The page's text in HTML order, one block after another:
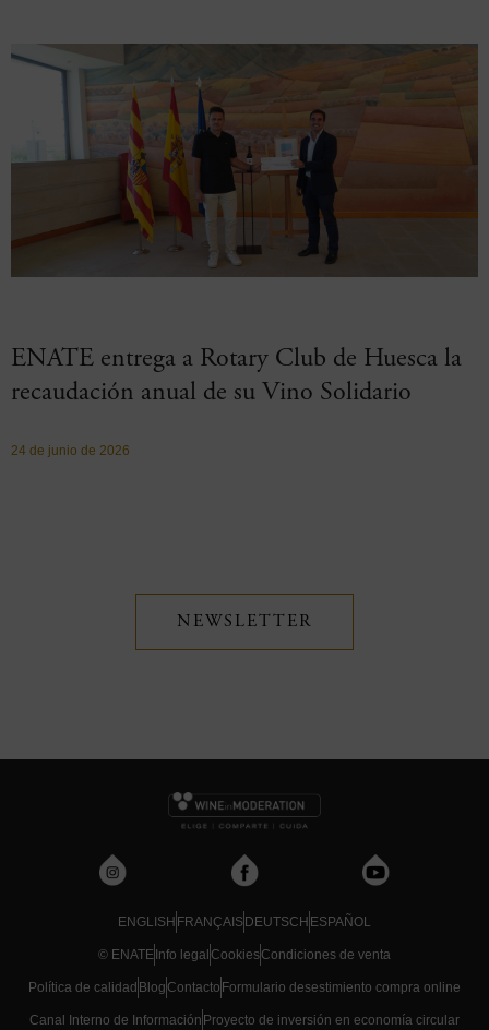
ENATE entrega a Rotary Club de Huesca la
recaudación anual de su Vino Solidario
24 de junio de 2026
NEWSLETTER
ENGLISH FRANÇAIS DEUTSCH ESPAÑOL
© ENATE Info legal CookiesCondiciones de venta
Política de calidad BlogContacto Formulario desestimiento compra online
Canal Interno de Información Proyecto de inversión en economía circular